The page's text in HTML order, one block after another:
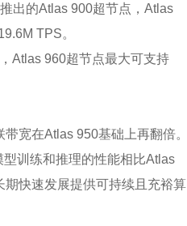
出的Atlas 900超节点，Atlas
TPS。
Atlas 960超节点最大可支持
宽在Atlas 950基础上再翻倍。
训练和推理的性能相比Atlas
快速发展提供可持续且充裕算